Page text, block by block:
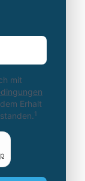
mit
Erhalt
1